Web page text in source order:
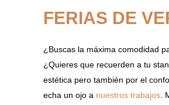
FERIAS DE
¿Buscas la máxima comodidad
¿Quieres que recuerden a tu
estética pero también por el
echa un ojo a nuestros trabajos .